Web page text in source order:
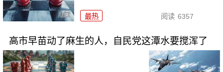
最热 阅读 6357
高市早苗动了麻生的人，自民党这潭水要搅浑了